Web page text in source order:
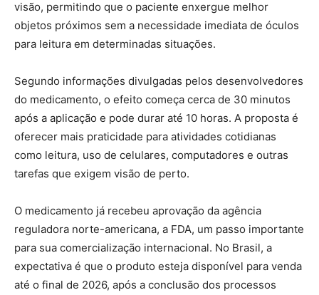
visão, permitindo que o paciente enxergue melhor
objetos próximos sem a necessidade imediata de óculos
para leitura em determinadas situações.
Segundo informações divulgadas pelos desenvolvedores
do medicamento, o efeito começa cerca de 30 minutos
após a aplicação e pode durar até 10 horas. A proposta é
oferecer mais praticidade para atividades cotidianas
como leitura, uso de celulares, computadores e outras
tarefas que exigem visão de perto.
O medicamento já recebeu aprovação da agência
reguladora norte-americana, a FDA, um passo importante
para sua comercialização internacional. No Brasil, a
expectativa é que o produto esteja disponível para venda
até o final de 2026, após a conclusão dos processos